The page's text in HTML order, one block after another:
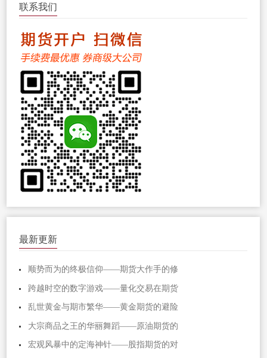
联系我们
最新更新
顺势而为的终极信仰——期货大作手的修
跨越时空的数字游戏——量化交易在期货
乱世黄金与期市繁华——黄金期货的避险
大宗商品之王的华丽舞蹈——原油期货的
宏观风暴中的定海神针——股指期货的对